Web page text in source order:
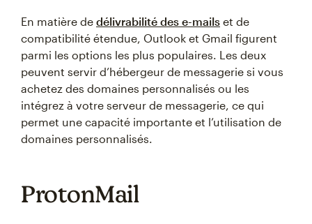
En matière de délivrabilité des e-mails et de
compatibilité étendue, Outlook et Gmail figurent
parmi les options les plus populaires. Les deux
peuvent servir d’hébergeur de messagerie si vous
achetez des domaines personnalisés ou les
intégrez à votre serveur de messagerie, ce qui
permet une capacité importante et l’utilisation de
domaines personnalisés.
ProtonMail